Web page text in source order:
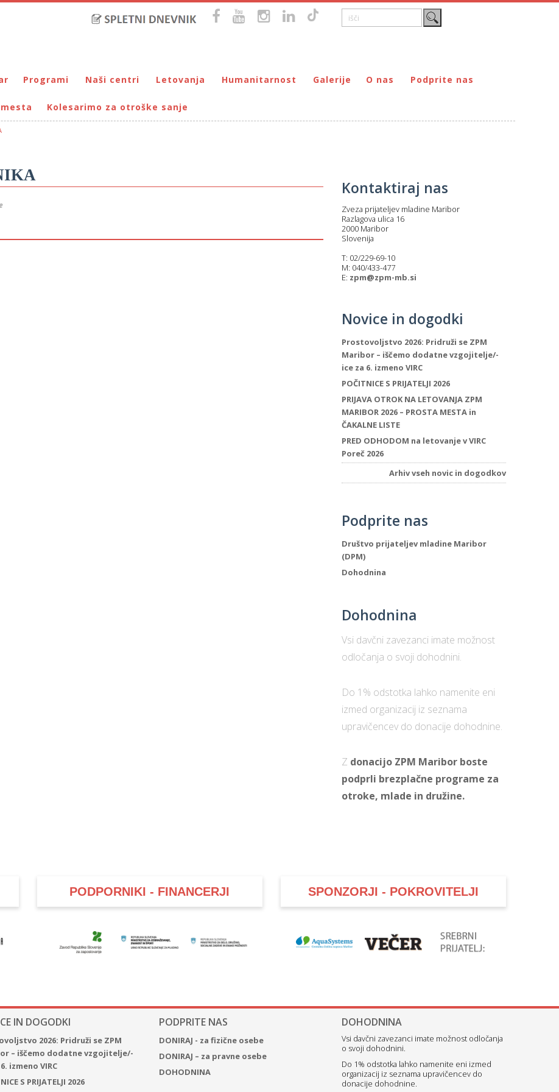
Programi
Bralna značka
Eko programi
Mladi za napredek Maribora
Mladinski center DUM
Naši centri
DUM Maribor
VIRC Poreč
Letovanja
Letovanje – VIRC Poreč
Letovanje – DMZ na Pohorju
Humanitarnost
Dohodnina – Društvo prijateljev mladine Maribor
Galerije O nas
Poslanstvo
Prostovoljci
Transparentnost delovanja
Podprite nas
DONIRAJ – za pravne osebe
Kolesarimo za otroške sanje
Kontaktiraj nas
Zveza prijateljev mladine Maribor
Razlagova ulica 16
2000 Maribor
Slovenija
T: 02/229-69-10
M: 040/433-477
E: zpm@zpm-mb.si
Novice in dogodki
Prostovoljstvo 2026: Pridruži se ZPM
Maribor – iščemo dodatne vzgojitelje/-
ice za 6. izmeno VIRC
POČITNICE S PRIJATELJI 2026
PRIJAVA OTROK NA LETOVANJA ZPM
MARIBOR 2026 – PROSTA MESTA in
ČAKALNE LISTE
PRED ODHODOM na letovanje v VIRC
Poreč 2026
Arhiv vseh novic in dogodkov
Podprite nas
Društvo prijateljev mladine Maribor
(DPM)
Dohodnina
Dohodnina
Vsi davčni zavezanci imate možnost
odločanja o svoji dohodnini.
Do 1% odstotka lahko namenite eni
izmed organizacij iz seznama
upravičencev do donacije dohodnine.
Z donacijo ZPM Maribor boste
podprli brezplačne programe za
otroke, mlade in družine.
PODPORNIKI - FINANCERJI SPONZORJI - POKROVITELJI
IN DOGODKI
2026: Pridruži se ZPM
– iščemo dodatne vzgojitelje/-
izmeno VIRC
S PRIJATELJI 2026
PODPRITE NAS
DONIRAJ - za fizične osebe
DONIRAJ – za pravne osebe
DOHODNINA
DOHODNINA
Vsi davčni zavezanci imate možnost odločanja
o svoji dohodnini.
Do 1% odstotka lahko namenite eni izmed
organizacij iz seznama upravičencev do
donacije dohodnine.